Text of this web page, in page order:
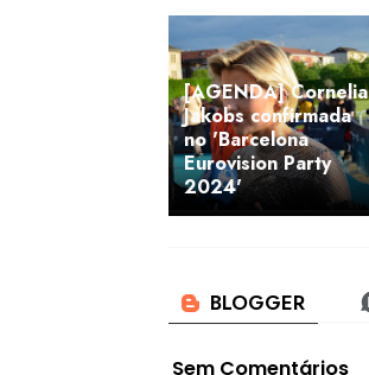
[AGENDA] Cornelia
Jakobs confirmada
no 'Barcelona
Eurovision Party
2024'
Sem Comentários